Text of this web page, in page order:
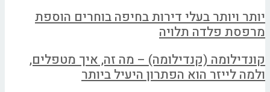
יותר ויותר בעלי דירות בחיפה בוחרים הוספת
מרפסת פלדה תלויה
קונדילומה (קנדילומה) – מה זה, איך מטפלים,
ולמה לייזר הוא הפתרון היעיל ביותר